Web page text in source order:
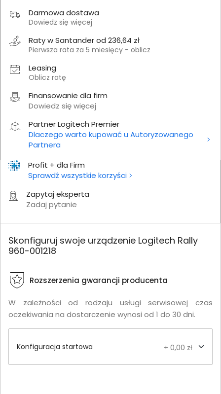
Profit + dla Firm
Sprawdź wszystkie korzyści
Zapytaj eksperta
Zadaj pytanie
Darmowa dostawa
Dowiedz się więcej
Raty w Santander od 236,64 zł
Pierwsza rata za 5 miesięcy - oblicz
Leasing
Oblicz ratę
Finansowanie dla firm
Dowiedz się więcej
Partner Logitech Premier
Dlaczego warto kupować u Autoryzowanego
Partnera
Skonfiguruj swoje urządzenie Logitech Rally
960-001218
Rozszerzenia gwarancji producenta
W zależności od rodzaju usługi serwisowej czas
oczekiwania na dostarczenie wynosi od 1 do 30 dni.
Konfiguracja startowa + 0,00 zł